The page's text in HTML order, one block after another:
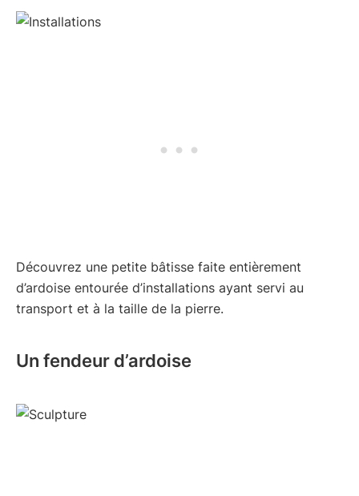
Découvrez une petite bâtisse faite entièrement
d’ardoise entourée d’installations ayant servi au
transport et à la taille de la pierre.
Un fendeur d’ardoise